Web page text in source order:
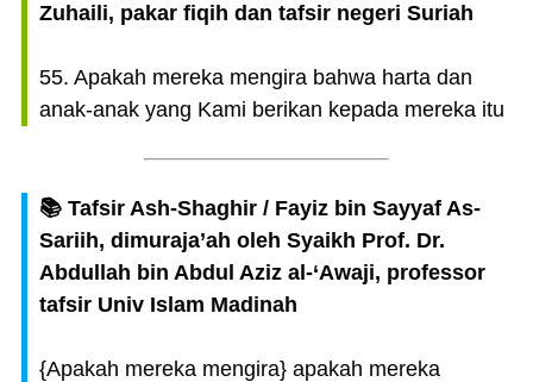
Zuhaili, pakar fiqih dan tafsir negeri Suriah
55. Apakah mereka mengira bahwa harta dan
anak-anak yang Kami berikan kepada mereka itu
📚 Tafsir Ash-Shaghir / Fayiz bin Sayyaf As-
Sariih, dimuraja’ah oleh Syaikh Prof. Dr.
Abdullah bin Abdul Aziz al-‘Awaji, professor
tafsir Univ Islam Madinah
{Apakah mereka mengira} apakah mereka